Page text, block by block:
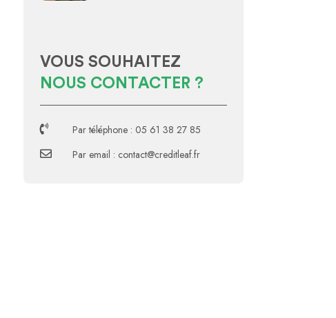
VOUS SOUHAITEZ
NOUS CONTACTER ?
 Par téléphone : 05 61 38 27 85
 Par email : contact@creditleaf.fr